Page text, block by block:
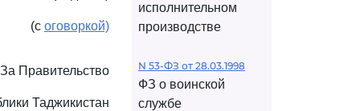
(с оговоркой)
За Правительство
Таджикистан
исполнительном
производстве
N 53-ФЗ от 28.03.1998
ФЗ о воинской
службе